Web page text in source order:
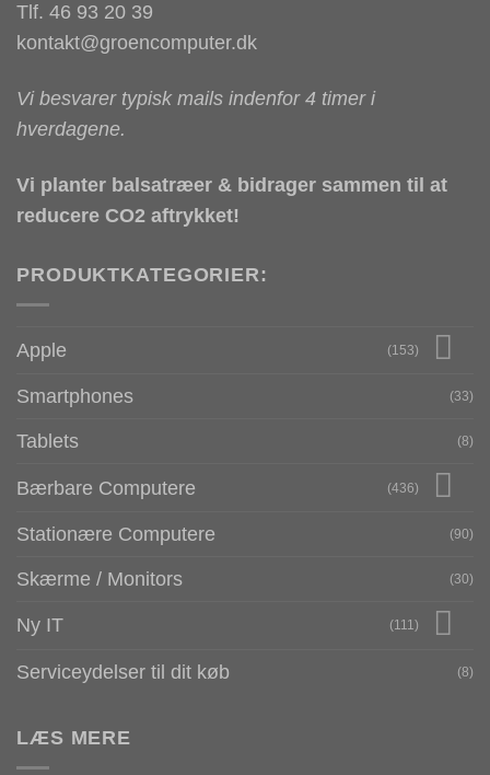
Tlf. 46 93 20 39
kontakt@groencomputer.dk
Vi besvarer typisk mails indenfor 4 timer i
hverdagene.
Vi planter balsatræer & bidrager sammen til at
reducere CO2 aftrykket!
PRODUKTKATEGORIER:
Apple (153)
Smartphones (33)
Tablets (8)
Bærbare Computere (436)
Stationære Computere (90)
Skærme / Monitors (30)
Ny IT (111)
Serviceydelser til dit køb (8)
LÆS MERE